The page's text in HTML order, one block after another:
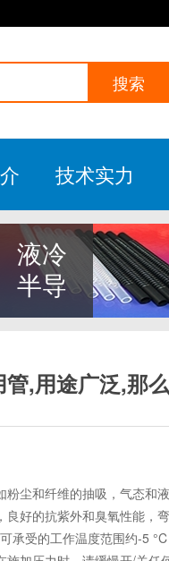
搜索
技术实力
液冷
半导
,用途广泛,那
尘和纤维的抽吸，气态和
好的抗紫外和臭氧性能，
承受的工作温度范围约-5